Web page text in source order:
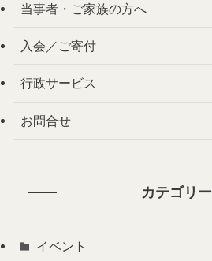
当事者・ご家族の方へ
入会／ご寄付
行政サービス
お問合せ
カテゴリー
イベント